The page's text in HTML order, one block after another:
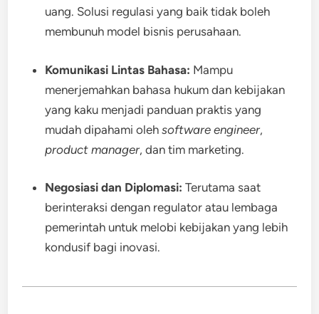
uang. Solusi regulasi yang baik tidak boleh
membunuh model bisnis perusahaan.
Komunikasi Lintas Bahasa: Mampu
menerjemahkan bahasa hukum dan kebijakan
yang kaku menjadi panduan praktis yang
mudah dipahami olehsoftware engineer,
product manager, dan tim marketing.
Negosiasi dan Diplomasi: Terutama saat
berinteraksi dengan regulator atau lembaga
pemerintah untuk melobi kebijakan yang lebih
kondusif bagi inovasi.